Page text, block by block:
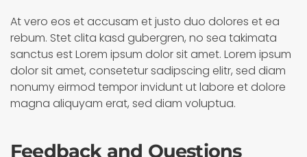
At vero eos et accusam et justo duo dolores et ea
rebum. Stet clita kasd gubergren, no sea takimata
sanctus est Lorem ipsum dolor sit amet. Lorem ipsum
dolor sit amet, consetetur sadipscing elitr, sed diam
nonumy eirmod tempor invidunt ut labore et dolore
magna aliquyam erat, sed diam voluptua.
Feedback and Questions